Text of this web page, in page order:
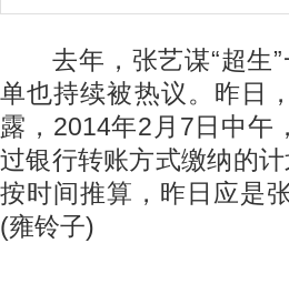
去年，张艺谋“超生”
单也持续被热议。昨日
露，2014年2月7日中午
过银行转账方式缴纳的
按时间推算，昨日应是
(雍铃子)